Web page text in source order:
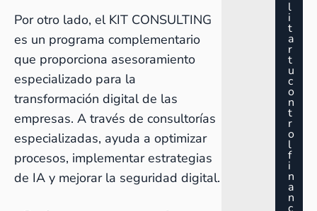
Por otro lado, el KIT CONSULTING
es un programa complementario
que proporciona asesoramiento
especializado para la
transformación digital de las
empresas. A través de consultorías
especializadas, ayuda a optimizar
procesos, implementar estrategias
de IA y mejorar la seguridad digital.
l
i
t
a
r
t
u
c
o
n
t
r
o
l
f
i
n
a
n